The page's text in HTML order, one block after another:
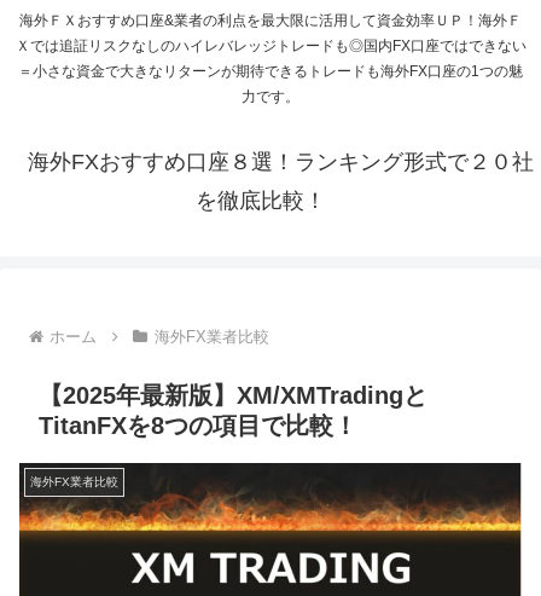
海外ＦＸおすすめ口座&業者の利点を最大限に活用して資金効率ＵＰ！海外Ｆ
Ｘでは追証リスクなしのハイレバレッジトレードも◎国内FX口座ではできない
＝小さな資金で大きなリターンが期待できるトレードも海外FX口座の1つの魅
力です。
海外FXおすすめ口座８選！ランキング形式で２０社
を徹底比較！
ホーム 海外FX業者比較
【2025年最新版】XM/XMTradingと
TitanFXを8つの項目で比較！
海外FX業者比較